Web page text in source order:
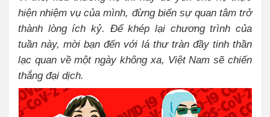
hiện nhiệm vụ của mình, đừng biến sự quan tâm trở
thành lòng ích kỷ. Để khép lại chương trình của
tuần này, mời bạn đến với lá thư tràn đầy tinh thần
lạc quan về một ngày không xa, Việt Nam sẽ chiến
thắng đại dịch.